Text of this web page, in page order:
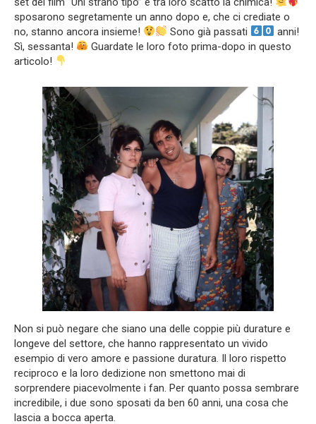
sposarono segretamente un anno dopo e, che ci crediate o
no, stanno ancora insieme!
Sono già passati
anni!
Sì, sessanta!
Guardate le loro foto prima-dopo in questo
articolo!
Non si può negare che siano una delle coppie più durature e
longeve del settore, che hanno rappresentato un vivido
esempio di vero amore e passione duratura. Il loro rispetto
reciproco e la loro dedizione non smettono mai di
sorprendere piacevolmente i fan. Per quanto possa sembrare
incredibile, i due sono sposati da ben 60 anni, una cosa che
lascia a bocca aperta.